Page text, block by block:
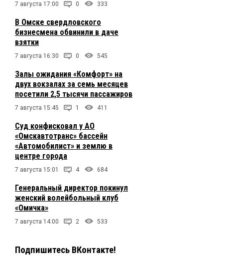
7 августа 17:00 0 333
В Омске свердловского
бизнесмена обвинили в даче
взятки
7 августа 16:30 0 545
Залы ожидания «Комфорт» на
двух вокзалах за семь месяцев
посетили 2,5 тысячи пассажиров
7 августа 15:45 1 411
Суд конфисковал у АО
«Омскавтотранс» бассейн
«Автомобилист» и землю в
центре города
7 августа 15:01 4 684
Генеральный директор покинул
женский волейбольный клуб
«Омичка»
7 августа 14:00 2 533
Подпишитесь ВКонтакте!